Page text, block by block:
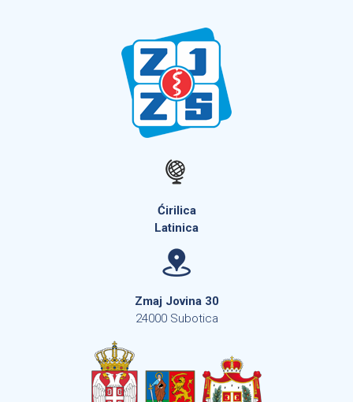
Ćirilica
Latinica
Zmaj Jovina 30
24000 Subotica